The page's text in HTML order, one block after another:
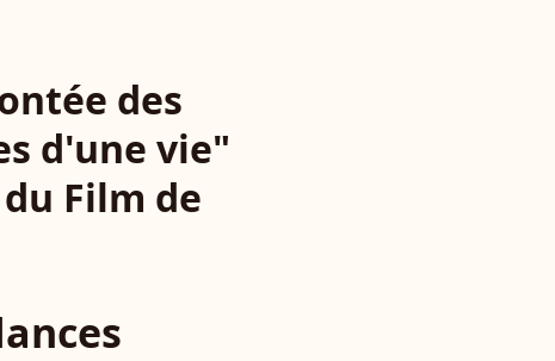
des
d'une vie"
Film de